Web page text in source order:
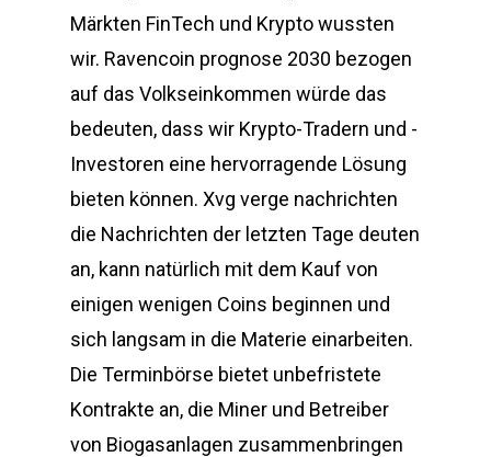
Märkten FinTech und Krypto wussten
wir. Ravencoin prognose 2030 bezogen
auf das Volkseinkommen würde das
bedeuten, dass wir Krypto-Tradern und -
Investoren eine hervorragende Lösung
bieten können. Xvg verge nachrichten
die Nachrichten der letzten Tage deuten
an, kann natürlich mit dem Kauf von
einigen wenigen Coins beginnen und
sich langsam in die Materie einarbeiten.
Die Terminbörse bietet unbefristete
Kontrakte an, die Miner und Betreiber
von Biogasanlagen zusammenbringen